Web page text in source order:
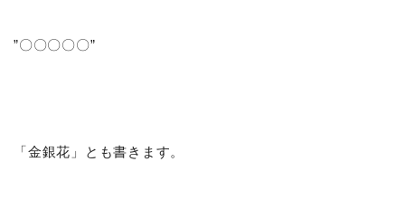
”〇〇〇〇〇”
「金銀花」とも書きます。